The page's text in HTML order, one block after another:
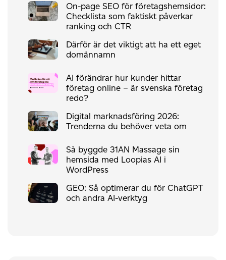
On-page SEO för företagshemsidor:
Checklista som faktiskt påverkar
ranking och CTR
Därför är det viktigt att ha ett eget
domännamn
AI förändrar hur kunder hittar
företag online – är svenska företag
redo?
Digital marknadsföring 2026:
Trenderna du behöver veta om
Så byggde 31AN Massage sin
hemsida med Loopias AI i
WordPress
GEO: Så optimerar du för ChatGPT
och andra AI-verktyg